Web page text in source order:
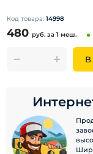
Код товара: 14998
480 руб. за 1 меш.
В